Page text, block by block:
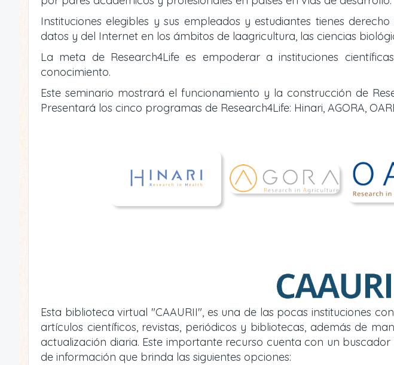
Instituciones elegibles y sus empleados y estudiantes tienes
datos y del Internet en los ámbitos de laagricultura, las ciencias
La meta de Research4Life es empoderar a instituciones
conocimiento.
Este seminario mostrará el funcionamiento y la construcción de
Presentará los cinco programas de Research4Life: Hinari, AGORA,
Esta biblioteca virtual "CAAURII", es una de las pocas instituciones
artículos científicos, revistas, periódicos y bibliotecas, además de
actualización diaria. Este importante recurso cuenta con un
de información que brinda las siguientes opciones: